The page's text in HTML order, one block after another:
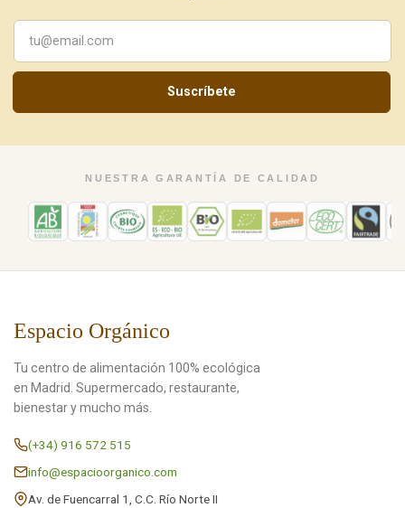
Suscríbete
NUESTRA GARANTÍA DE CALIDAD
Espacio Orgánico
Tu centro de alimentación 100% ecológica
en Madrid. Supermercado, restaurante,
bienestar y mucho más.
(+34) 916 572 515
info@espacioorganico.com
Av. de Fuencarral 1, C.C. Río Norte II